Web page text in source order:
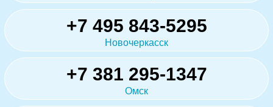
+7 495 843-5295
Новочеркасск
+7 381 295-1347
Омск